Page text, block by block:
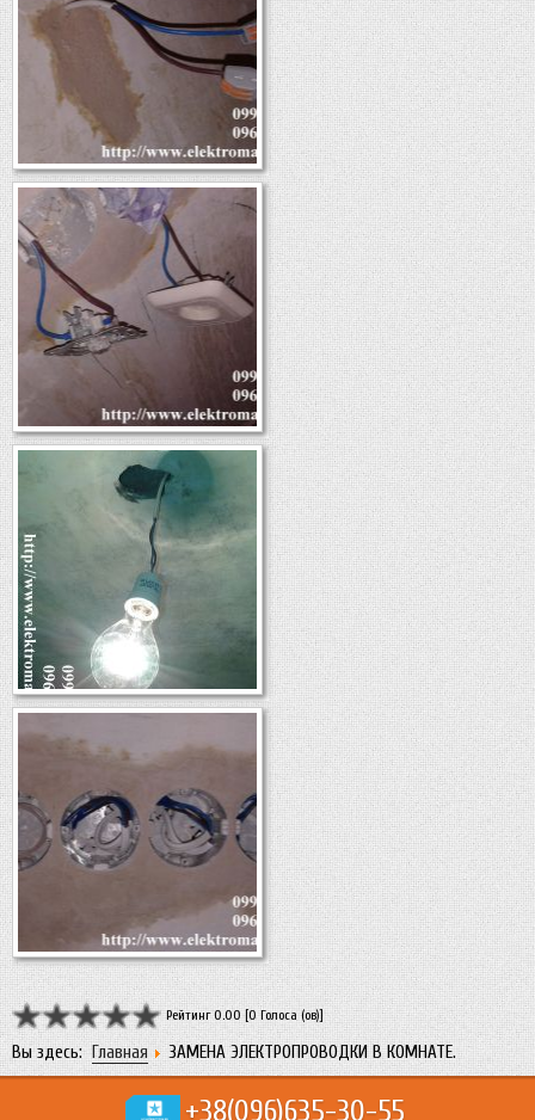
Рейтинг 0.00 [0 Голоса (ов)]
Вы здесь: Главная ЗАМЕНА ЭЛЕКТРОПРОВОДКИ В КОМНАТЕ.
+38(096)635-30-55